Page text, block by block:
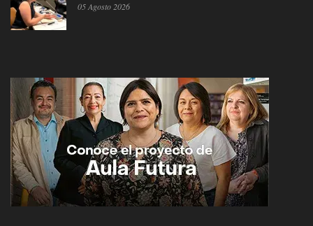
05 Agosto 2026